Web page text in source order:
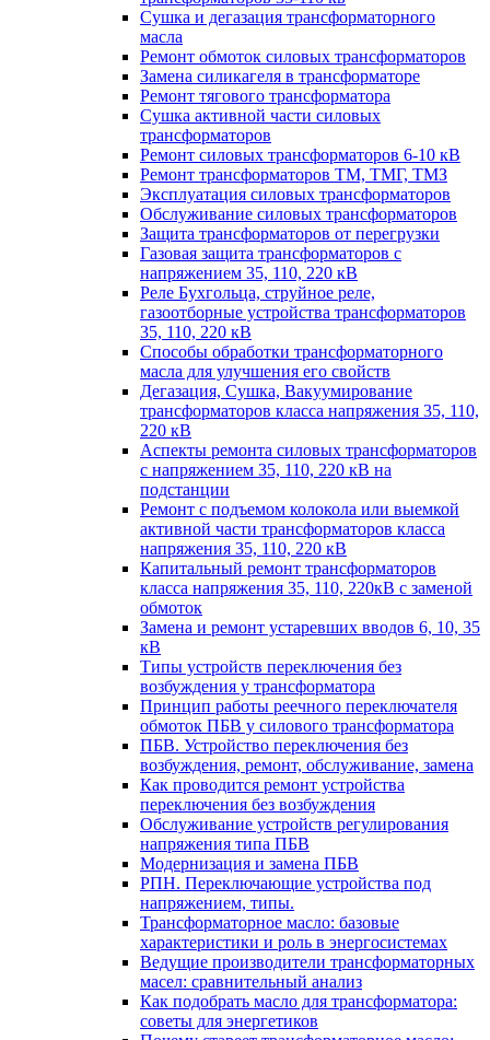
Сушка и дегазация трансформаторного
масла
Ремонт обмоток силовых трансформаторов
Замена силикагеля в трансформаторе
Ремонт тягового трансформатора
Сушка активной части силовых
трансформаторов
Ремонт силовых трансформаторов 6-10 кВ
Ремонт трансформаторов ТМ, ТМГ, ТМЗ
Эксплуатация силовых трансформаторов
Обслуживание силовых трансформаторов
Защита трансформаторов от перегрузки
Газовая защита трансформаторов с
напряжением 35, 110, 220 кВ
Реле Бухгольца, струйное реле,
газоотборные устройства трансформаторов
35, 110, 220 кВ
Способы обработки трансформаторного
масла для улучшения его свойств
Дегазация, Сушка, Вакуумирование
трансформаторов класса напряжения 35, 110,
220 кВ
Аспекты ремонта силовых трансформаторов
с напряжением 35, 110, 220 кВ на
подстанции
Ремонт с подъемом колокола или выемкой
активной части трансформаторов класса
напряжения 35, 110, 220 кВ
Капитальный ремонт трансформаторов
класса напряжения 35, 110, 220кВ с заменой
обмоток
Замена и ремонт устаревших вводов 6, 10, 35
кВ
Типы устройств переключения без
возбуждения у трансформатора
Принцип работы реечного переключателя
обмоток ПБВ у силового трансформатора
ПБВ. Устройство переключения без
возбуждения, ремонт, обслуживание, замена
Как проводится ремонт устройства
переключения без возбуждения
Обслуживание устройств регулирования
напряжения типа ПБВ
Модернизация и замена ПБВ
РПН. Переключающие устройства под
напряжением, типы.
Трансформаторное масло: базовые
характеристики и роль в энергосистемах
Ведущие производители трансформаторных
масел: сравнительный анализ
Как подобрать масло для трансформатора:
советы для энергетиков